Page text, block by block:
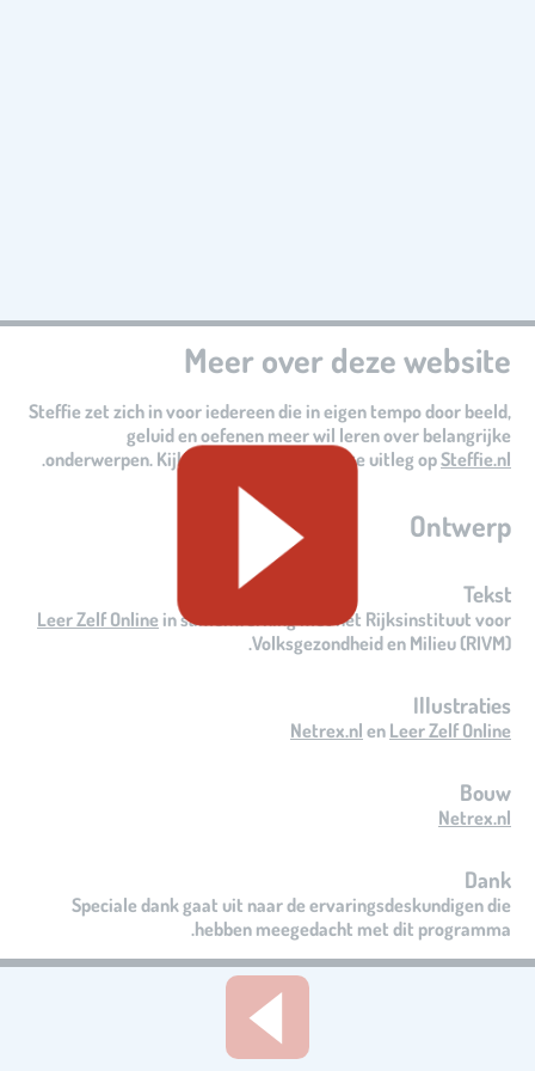
Meer over deze website
Steffie zet zich in voor iedereen die in eigen tempo door beeld,
geluid en oefenen meer wil leren over belangrijke
onderwerpen. Kijk voor meer eenvoudige uitleg opSteffie.nl
.
Ontwerp
Tekst
Leer Zelf Online in samenwerking met het Rijksinstituut voor
Volksgezondheid en Milieu (RIVM).
Illustraties
Netrex.nl en Leer Zelf Online
Bouw
Netrex.nl
Dank
Speciale dank gaat uit naar de ervaringsdeskundigen die
hebben meegedacht met dit programma.